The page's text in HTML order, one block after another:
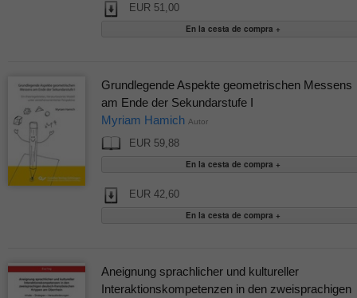
EUR 51,00
Grundlegende Aspekte geometrischen Messens
am Ende der Sekundarstufe I
Myriam Hamich Autor
EUR 59,88
EUR 42,60
Aneignung sprachlicher und kultureller
Interaktionskompetenzen in den zweisprachigen